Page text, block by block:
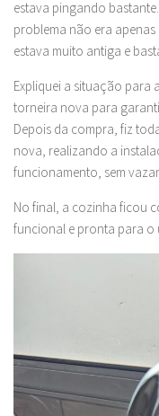
estava pingando
problema não era
estava muito antiga e
Expliquei a situação para
torneira nova para
Depois da compra, fiz
nova, realizando a
funcionamento, sem
No final, a cozinha ficou
funcional e pronta para o